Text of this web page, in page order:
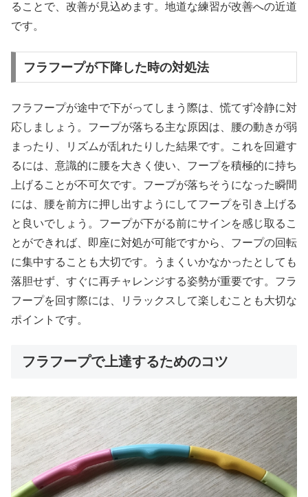
ることで、改善が見込めます。地道な練習が改善への近道
です。
フラフープが下降した時の対処法
フラフープが途中で下がってしまう際は、慌てず冷静に対
応しましょう。フープが落ちる主な原因は、腰の動きが弱
まったり、リズムが乱れたりした結果です。これを回避す
るには、意識的に腰を大きく使い、フープを積極的に持ち
上げることが不可欠です。フープが落ちそうになった瞬間
には、腰を前方に押し出すようにしてフープを引き上げる
と良いでしょう。フープが下がる前にサインを感じ取るこ
とができれば、即座に対処が可能ですから、フープの回転
に集中することも大切です。うまくいかなかったとしても
落胆せず、すぐに再チャレンジする姿勢が重要です。フラ
フープを回す際には、リラックスして楽しむことも大切な
ポイントです。
フラフープで上達するためのコツ